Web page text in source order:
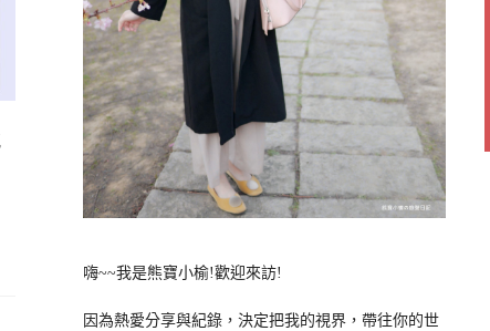
嗨~~我是熊寶小榆!歡迎來訪!
因為熱愛分享與紀錄，決定把我的視界，帶往你的世